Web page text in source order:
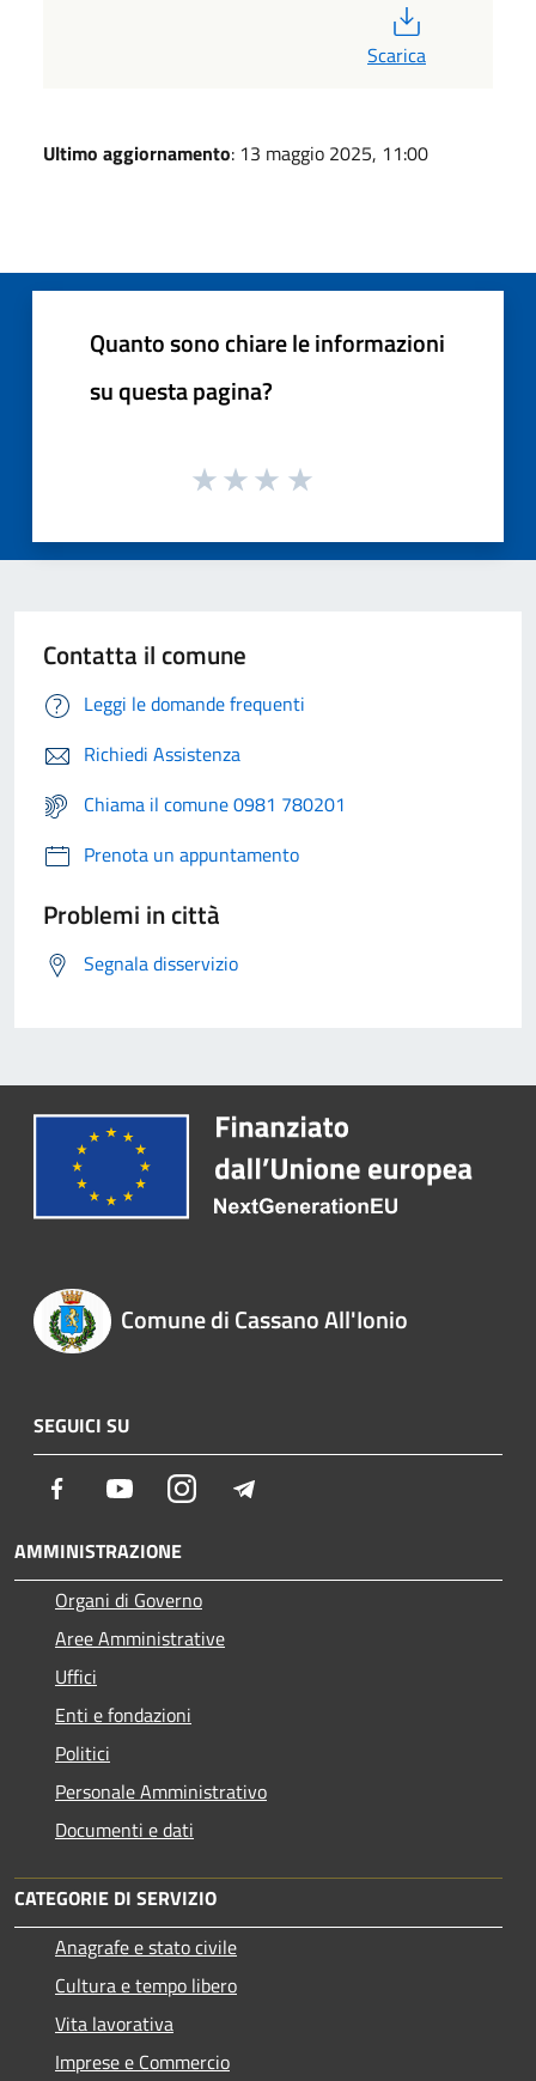
Scarica
Ultimo aggiornamento: 13 maggio 2025, 11:00
Quanto sono chiare le informazioni
su questa pagina?
Contatta il comune
Leggi le domande frequenti
Richiedi Assistenza
Chiama il comune 0981 780201
Prenota un appuntamento
Problemi in città
Segnala disservizio
Comune di Cassano All'Ionio
SEGUICI SU
Facebook YoutubeInstagram
AMMINISTRAZIONE
Organi di Governo
Aree Amministrative
Uffici
Enti e fondazioni
Politici
Personale Amministrativo
Documenti e dati
CATEGORIE DI SERVIZIO
Anagrafe e stato civile
Cultura e tempo libero
Vita lavorativa
Imprese e Commercio